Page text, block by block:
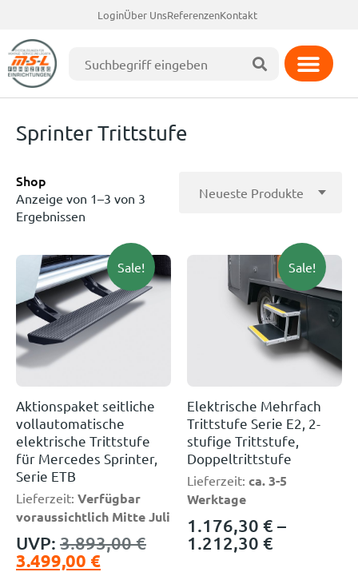
LoginÜber UnsReferenzenKontakt
Sprinter Trittstufe
Shop
Anzeige von 1–3 von 3
Ergebnissen
Sale!
Aktionspaket seitliche
vollautomatische
elektrische Trittstufe
für Mercedes Sprinter,
Serie ETB
Lieferzeit: Verfügbar
voraussichtlich Mitte Juli
UVP: 3.893,00€
3.499,00 €
Sale!
Elektrische Mehrfach
Trittstufe Serie E2, 2-
stufige Trittstufe,
Doppeltrittstufe
Lieferzeit: ca. 3-5
Werktage
1.176,30 € –
1.212,30 €